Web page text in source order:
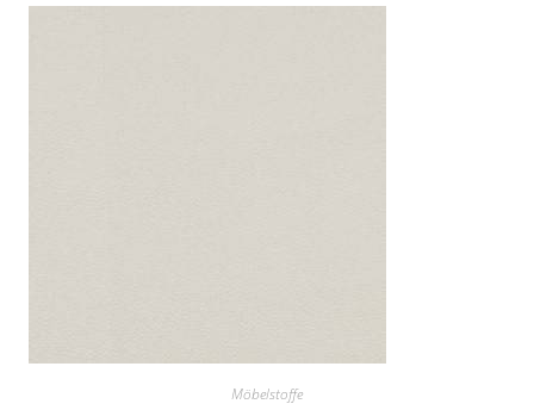
Möbelstoffe